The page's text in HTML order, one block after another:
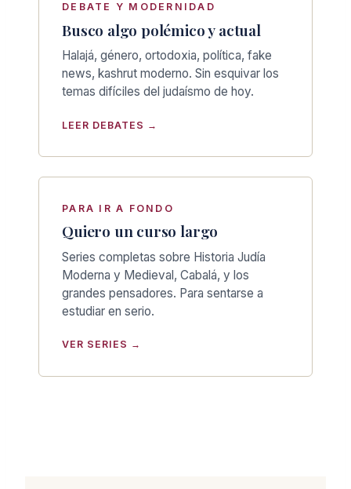
DEBATE Y MODERNIDAD
Busco algo polémico y actual
Halajá, género, ortodoxia, política, fake
news, kashrut moderno. Sin esquivar los
temas difíciles del judaísmo de hoy.
LEER DEBATES →
PARA IR A FONDO
Quiero un curso largo
Series completas sobre Historia Judía
Moderna y Medieval, Cabalá, y los
grandes pensadores. Para sentarse a
estudiar en serio.
VER SERIES →